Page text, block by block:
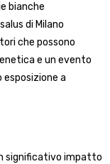
bianche
di Milano
che possono
e un evento
a
significativo impatto